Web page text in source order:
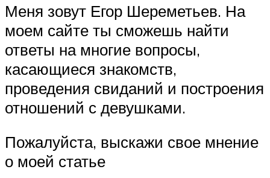
Меня зовут Егор Шереметьев. На
моем сайте ты сможешь найти
ответы на многие вопросы,
касающиеся знакомств,
проведения свиданий и построения
отношений с девушками.
Пожалуйста, выскажи свое мнение
о моей статье